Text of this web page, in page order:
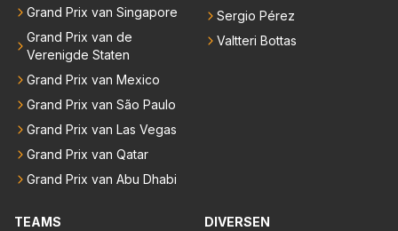
Grand Prix van Singapore
Grand Prix van de
Verenigde Staten
Grand Prix van Mexico
Grand Prix van São Paulo
Grand Prix van Las Vegas
Grand Prix van Qatar
Grand Prix van Abu Dhabi
Sergio Pérez
Valtteri Bottas
TEAMS
DIVERSEN